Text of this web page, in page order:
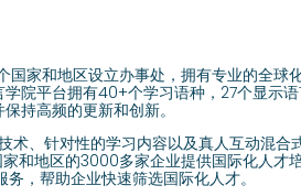
家和地区设立办事处，拥有专业的全球
院平台拥有40+个学习语种，27个显示
持高频的更新和创新。
术、针对性的学习内容以及真人互动混
和地区的3000多家企业提供国际化人才
，帮助企业快速筛选国际化人才。